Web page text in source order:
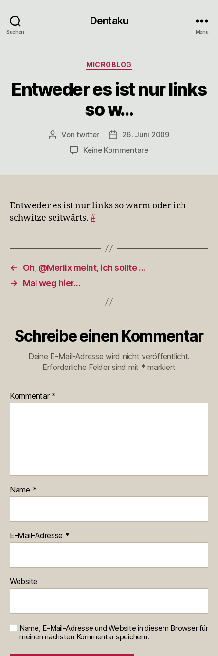
Suchen
Dentaku
Menü
Kategorien
MICROBLOG
Entweder es ist nur links
so w…
Beitragsautor
Vontwitter Veröffentlichungsdatum
26. Juni 2009
Keine Kommentarezu
links
Entweder es ist nur links so warm oder ich
schwitze seitwärts. #
←
Oh, @Merlix meint, ich sollte …
→
Mal weg hier…
Schreibe einen Kommentar
Deine E-Mail-Adresse wird nicht veröffentlicht.
Erforderliche Felder sind mit * markiert
Kommentar *
Name *
E-Mail-Adresse *
Website
Name, E-Mail-Adresse und Website in diesem Browser für
meinen nächsten Kommentar speichern.